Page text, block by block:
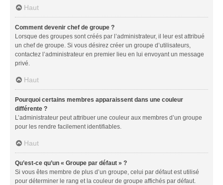
Haut
Comment devenir chef de groupe ?
Lorsque des groupes sont créés par l’administrateur, il leur est attribué
un chef de groupe. Si vous désirez créer un groupe d’utilisateurs,
contactez l’administrateur en premier lieu en lui envoyant un message
privé.
Haut
Pourquoi certains membres apparaissent dans une couleur
différente ?
L’administrateur peut attribuer une couleur aux membres d’un groupe
pour les rendre facilement identifiables.
Haut
Qu’est-ce qu’un « Groupe par défaut » ?
Si vous êtes membre de plus d’un groupe, celui par défaut est utilisé
pour déterminer le rang et la couleur de groupe affichés par défaut.